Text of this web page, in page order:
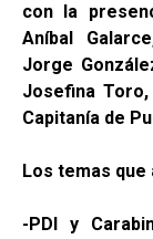
con la
Aníbal
Jorge
Josefina
Capitanía de
Los temas
-PDI y